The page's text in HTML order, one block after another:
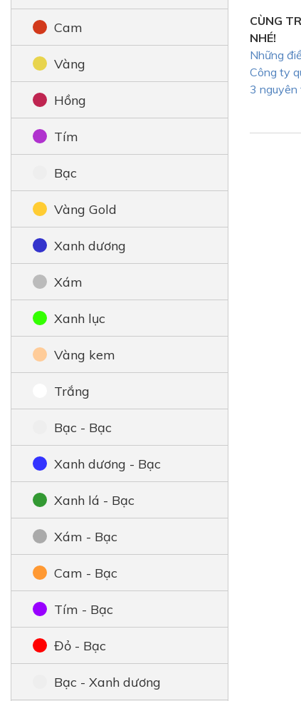
Cam
Vàng
Hồng
Tím
Bạc
Vàng Gold
Xanh dương
Xám
Xanh lục
Vàng kem
Trắng
Bạc - Bạc
Xanh dương - Bạc
Xanh lá - Bạc
Xám - Bạc
Cam - Bạc
Tím - Bạc
Đỏ - Bạc
Bạc - Xanh dương
CÙNG
NHÉ!
Những
Công ty
3 nguyên